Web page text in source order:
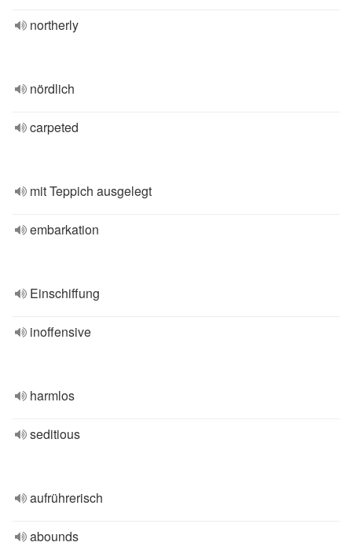
northerly
nördlich
carpeted
mit Teppich ausgelegt
embarkation
Einschiffung
inoffensive
harmlos
seditious
aufrührerisch
abounds